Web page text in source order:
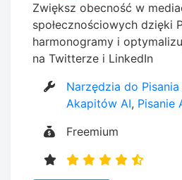
Zwiększ obecność w
społecznościowych dzięki
harmonogramy i
na Twitterze i LinkedIn
Narzędzia do Pisania
Akapitów AI, Pisanie
Freemium